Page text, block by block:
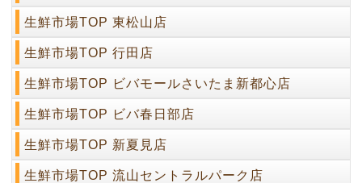
生鮮市場TOP 東松山店
生鮮市場TOP 行田店
生鮮市場TOP ビバモールさいたま新都心店
生鮮市場TOP ビバ春日部店
生鮮市場TOP 新夏見店
生鮮市場TOP 流山セントラルパーク店